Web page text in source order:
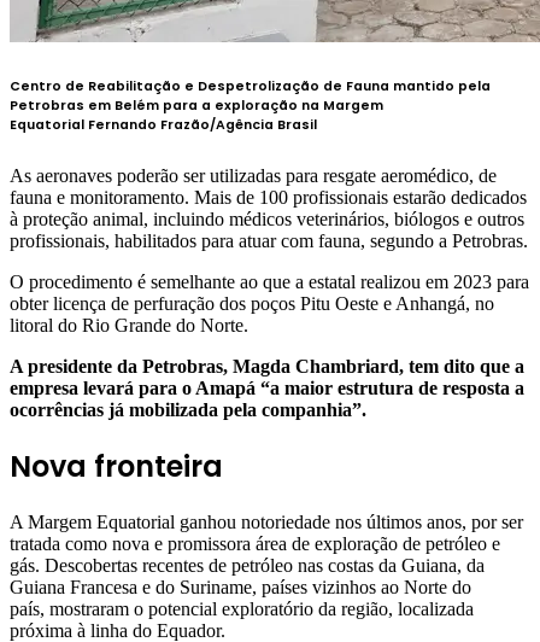
Centro de Reabilitação e Despetrolização de Fauna mantido pela
Petrobras em Belém para a exploração na Margem
Equatorial Fernando Frazão/Agência Brasil
As aeronaves poderão ser utilizadas para resgate aeromédico, de
fauna e monitoramento. Mais de 100 profissionais estarão dedicados
à proteção animal, incluindo médicos veterinários, biólogos e outros
profissionais, habilitados para atuar com fauna, segundo a Petrobras.
O procedimento é semelhante ao que a estatal realizou em 2023 para
obter licença de perfuração dos poços Pitu Oeste e Anhangá, no
litoral do Rio Grande do Norte.
A presidente da Petrobras, Magda Chambriard, tem dito que a
empresa levará para o Amapá “a maior estrutura de resposta a
ocorrências já mobilizada pela companhia”.
Nova fronteira
A Margem Equatorial ganhou notoriedade nos últimos anos, por ser
tratada como nova e promissora área de exploração de petróleo e
gás. Descobertas recentes de petróleo nas costas da Guiana, da
Guiana Francesa e do Suriname, países vizinhos ao Norte do
país, mostraram o potencial exploratório da região, localizada
próxima à linha do Equador.